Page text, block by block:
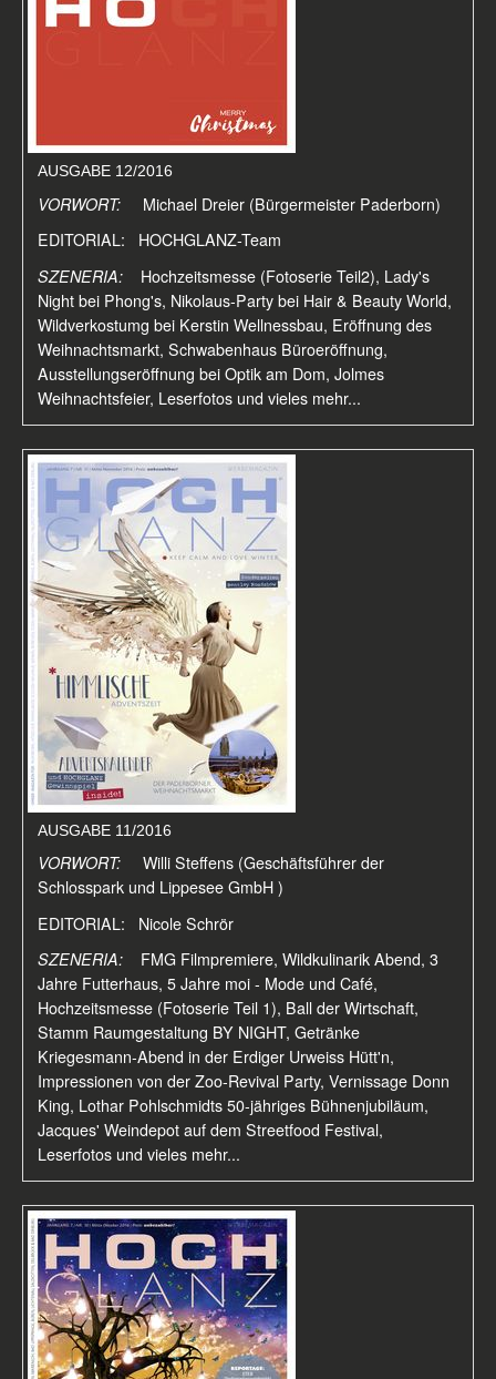
AUSGABE 12/2016
VORWORT:
Michael Dreier (Bürgermeister Paderborn)
EDITORIAL: HOCHGLANZ-Team
SZENERIA: Hochzeitsmesse (Fotoserie Teil2), Lady's
Night bei Phong's, Nikolaus-Party bei Hair & Beauty World,
Wildverkostumg bei Kerstin Wellnessbau, Eröffnung des
Weihnachtsmarkt, Schwabenhaus Büroeröffnung,
Ausstellungseröffnung bei Optik am Dom, Jolmes
Weihnachtsfeier, Leserfotos und vieles mehr...
AUSGABE 11/2016
VORWORT:
Willi Steffens (Geschäftsführer der
Schlosspark und Lippesee GmbH )
EDITORIAL: Nicole Schrör
SZENERIA: FMG Filmpremiere, Wildkulinarik Abend, 3
Jahre Futterhaus, 5 Jahre moi - Mode und Café,
Hochzeitsmesse (Fotoserie Teil 1), Ball der Wirtschaft,
Stamm Raumgestaltung BY NIGHT, Getränke
Kriegesmann-Abend in der Erdiger Urweiss Hütt'n,
Impressionen von der Zoo-Revival Party, Vernissage Donn
King, Lothar Pohlschmidts 50-jähriges Bühnenjubiläum,
Jacques' Weindepot auf dem Streetfood Festival,
Leserfotos und vieles mehr...